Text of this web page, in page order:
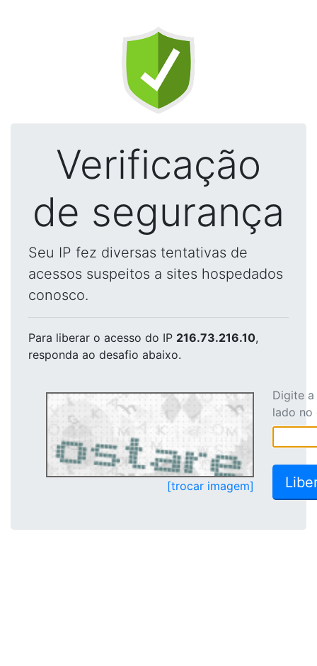
Verificação
de segurança
Seu IP fez diversas tentativas de
acessos suspeitos a sites hospedados
conosco.
Para liberar o acesso do IP 216.73.216.10,
responda ao desafio abaixo.
[trocar imagem]
Digite
lado no